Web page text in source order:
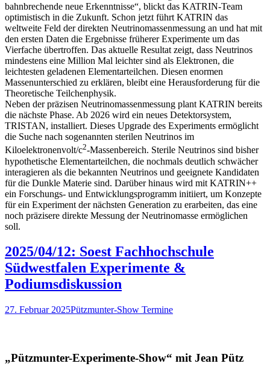
bahnbrechende neue Erkenntnisse“, blickt das KATRIN-Team
optimistisch in die Zukunft. Schon jetzt führt KATRIN das
weltweite Feld der direkten Neutrinomassenmessung an und hat mit
den ersten Daten die Ergebnisse früherer Experimente um das
Vierfache übertroffen. Das aktuelle Resultat zeigt, dass Neutrinos
mindestens eine Million Mal leichter sind als Elektronen, die
leichtesten geladenen Elementarteilchen. Diesen enormen
Massenunterschied zu erklären, bleibt eine Herausforderung für die
Theoretische Teilchenphysik.
Neben der präzisen Neutrinomassenmessung plant KATRIN bereits
die nächste Phase. Ab 2026 wird ein neues Detektorsystem,
TRISTAN, installiert. Dieses Upgrade des Experiments ermöglicht
die Suche nach sogenannten sterilen Neutrinos im
Kiloelektronenvolt/c2-Massenbereich. Sterile Neutrinos sind bisher
hypothetische Elementarteilchen, die nochmals deutlich schwächer
interagieren als die bekannten Neutrinos und geeignete Kandidaten
für die Dunkle Materie sind. Darüber hinaus wird mit KATRIN++
ein Forschungs- und Entwicklungsprogramm initiiert, um Konzepte
für ein Experiment der nächsten Generation zu erarbeiten, das eine
noch präzisere direkte Messung der Neutrinomasse ermöglichen
soll.
2025/04/12: Soest Fachhochschule
Südwestfalen Experimente &
Podiumsdiskussion
27. Februar 2025Pützmunter-Show Termine
„Pützmunter-Experimente-Show“ mit Jean Pütz